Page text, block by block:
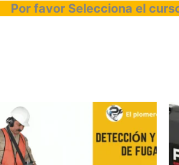
Por favor Selecciona el